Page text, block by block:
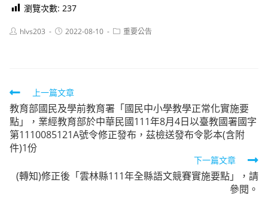
瀏覽次數: 237
Posthlvs203
Post2022-08-10
Post重要公告
Read
more
articles
上一篇文章
教育部國民及學前教育署「國民中小學教學正常化實施要
點」，業經教育部於中華民國111年8月4日以臺教國署國字
第1110085121A號令修正發布，茲檢送發布令影本(含附
件)1份
下一篇文章
(轉知)修正後「雲林縣111年全縣語文競賽實施要點」，請
參閱。